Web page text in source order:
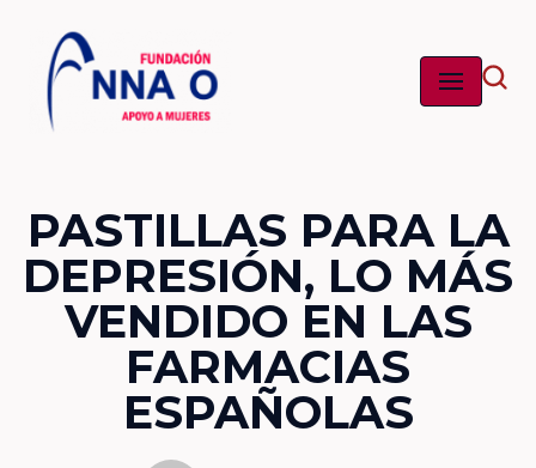
Saltar
contenido
PASTILLAS PARA LA
DEPRESIÓN, LO MÁS
VENDIDO EN LAS
FARMACIAS
ESPAÑOLAS